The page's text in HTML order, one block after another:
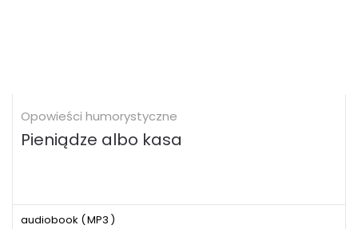
Opowieści humorystyczne
Pieniądze albo kasa
audiobook (MP3 )